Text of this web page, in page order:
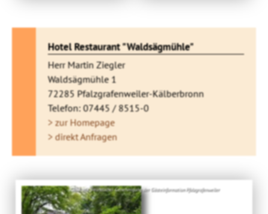
Hotel Restaurant "Waldsägmühle"
Herr Martin Ziegler
Waldsägmühle 1
72285 Pfalzgrafenweiler-Kälberbronn
Telefon: 07445 / 8515-0
> zur Homepage
> direkt Anfragen
Bild: Mit freundlicher Genehmigung der Gästeinformation Pfalzgrafenweiler